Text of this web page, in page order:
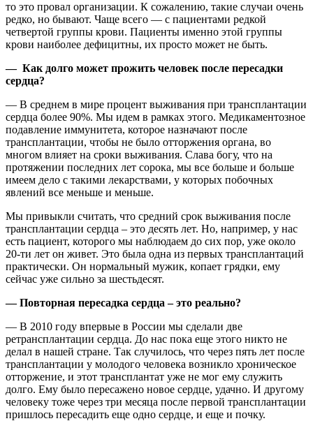
то это провал организации. К сожалению, такие случаи очень
редко, но бывают. Чаще всего — с пациентами редкой
четвертой группы крови. Пациенты именно этой группы
крови наиболее дефицитны, их просто может не быть.
— Как долго может прожить человек после пересадки
сердца?
— В среднем в мире процент выживания при трансплантации
сердца более 90%. Мы идем в рамках этого. Медикаментозное
подавление иммунитета, которое назначают после
трансплантации, чтобы не было отторжения органа, во
многом влияет на сроки выживания. Слава богу, что на
протяжении последних лет сорока, мы все больше и больше
имеем дело с такими лекарствами, у которых побочных
явлений все меньше и меньше.
Мы привыкли считать, что средний срок выживания после
трансплантации сердца – это десять лет. Но, например, у нас
есть пациент, которого мы наблюдаем до сих пор, уже около
20-ти лет он живет. Это была одна из первых трансплантаций
практически. Он нормальный мужик, копает грядки, ему
сейчас уже сильно за шестьдесят.
— Повторная пересадка сердца – это реально?
— В 2010 году впервые в России мы сделали две
ретрансплантации сердца. До нас пока еще этого никто не
делал в нашей стране. Так случилось, что через пять лет после
трансплантации у молодого человека возникло хроническое
отторжение, и этот трансплантат уже не мог ему служить
долго. Ему было пересажено новое сердце, удачно. И другому
человеку тоже через три месяца после первой трансплантации
пришлось пересадить еще одно сердце, и еще и почку.